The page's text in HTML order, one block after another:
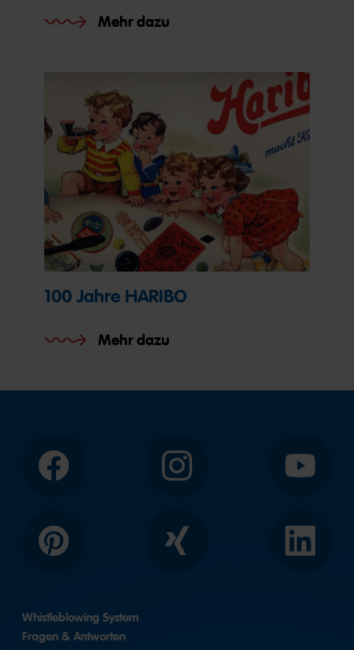
Mehr dazu
100 Jahre HARIBO
Mehr dazu
Facebook Instagram YouTube
Pinterest Xing LinkedIn
Whistleblowing System
Fragen & Antworten